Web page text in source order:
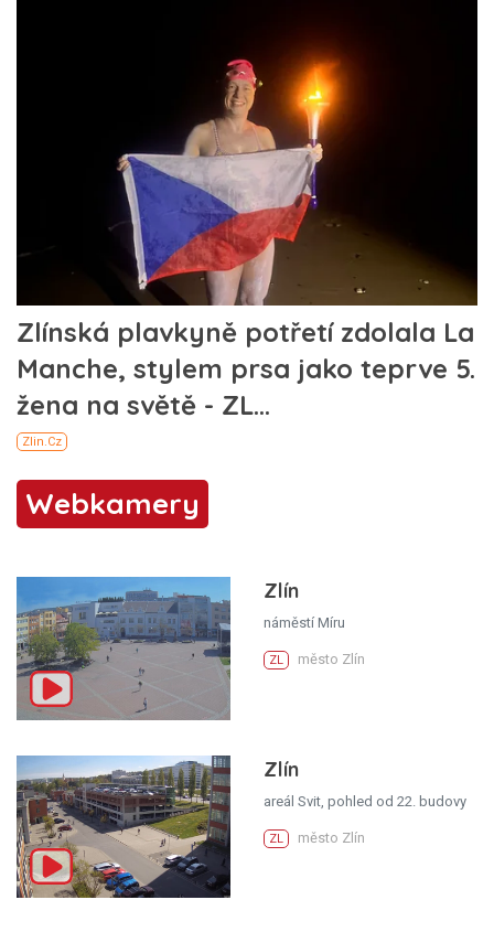
Webkamery
Zlín
náměstí Míru
ZL město Zlín
Zlín
areál Svit, pohled od 22. budovy
ZL město Zlín